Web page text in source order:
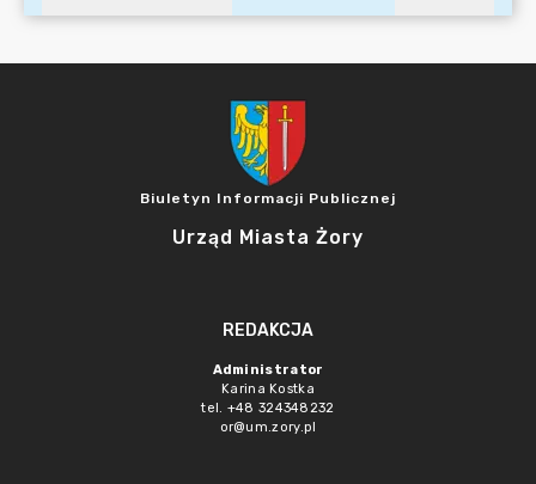
Biuletyn Informacji Publicznej
Urząd Miasta Żory
REDAKCJA
Administrator
Karina Kostka
tel. +48 324348232
or@um.zory.pl